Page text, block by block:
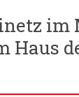
im
Haus